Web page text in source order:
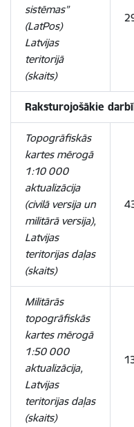
sistēmas”
(LatPos)
Latvijas
teritorijā
(skaits)
Raksturojošākie
Topogrāfiskās
kartes mērogā
1:10 000
aktualizācija
(civilā versija un
militārā versija),
Latvijas
teritorijas daļas
(skaits)
Militārās
topogrāfiskās
kartes mērogā
1:50 000
aktualizācija,
Latvijas
teritorijas daļas
(skaits)